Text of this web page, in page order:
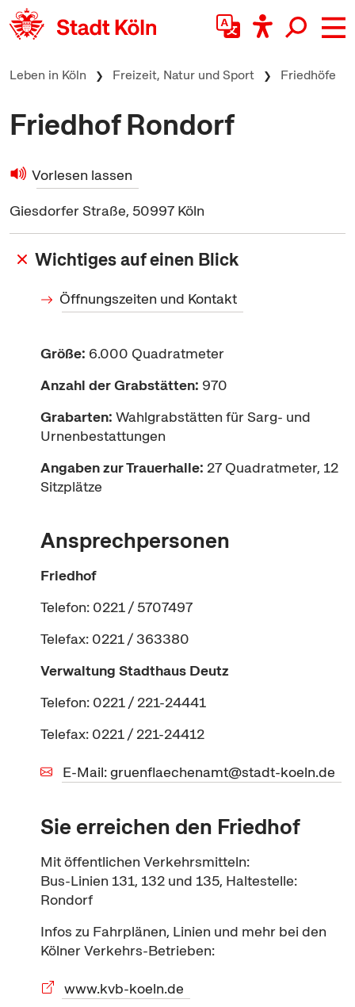
zum Inhalt springen
Leben in Köln Freizeit, Natur und Sport Friedhöfe
Friedhof Rondorf
Vorlesen lassen
Giesdorfer Straße, 50997 Köln
Wichtiges auf einen Blick
Öffnungszeiten und Kontakt
Größe: 6.000 Quadratmeter
Anzahl der Grabstätten: 970
Grabarten:Wahlgrabstätten für Sarg- und
Urnenbestattungen
Angaben zur Trauerhalle: 27 Quadratmeter, 12
Sitzplätze
Ansprechpersonen
Friedhof
Telefon: 0221 / 5707497
Telefax: 0221 / 363380
Verwaltung Stadthaus Deutz
Telefon: 0221 / 221-24441
Telefax: 0221 / 221-24412
E-Mail: gruenflaechenamt@stadt-koeln.de
Sie erreichen den Friedhof
Mit öffentlichen Verkehrsmitteln:
Bus-Linien 131, 132 und 135, Haltestelle:
Rondorf
Infos zu Fahrplänen, Linien und mehr bei den
Kölner Verkehrs-Betrieben:
www.kvb-koeln.de